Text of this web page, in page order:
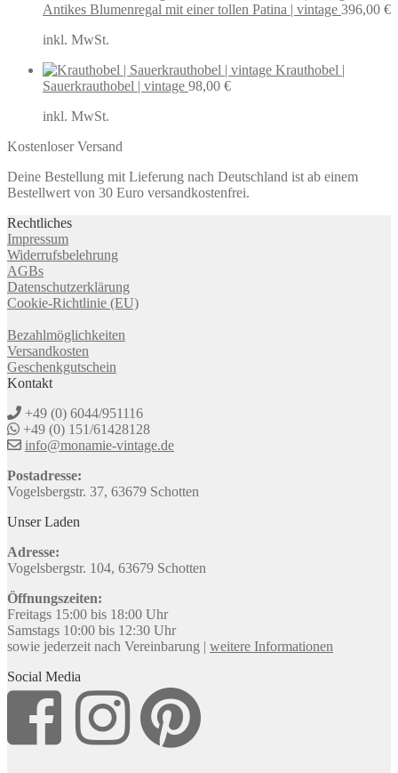
Antikes Blumenregal mit einer tollen Patina | vintage 396,00 €
inkl. MwSt.
Krauthobel |
Sauerkrauthobel | vintage 98,00 €
inkl. MwSt.
Kostenloser Versand
Deine Bestellung mit Lieferung nach Deutschland ist ab einem
Bestellwert von 30 Euro versandkostenfrei.
Rechtliches
Impressum
Widerrufsbelehrung
AGBs
Datenschutzerklärung
Cookie-Richtlinie (EU)
Bezahlmöglichkeiten
Versandkosten
Geschenkgutschein
Kontakt
+49 (0) 6044/951116
+49 (0) 151/61428128
info@monamie-vintage.de
Postadresse:
Vogelsbergstr. 37, 63679 Schotten
Unser Laden
Adresse:
Vogelsbergstr. 104, 63679 Schotten
Öffnungszeiten:
Freitags 15:00 bis 18:00 Uhr
Samstags 10:00 bis 12:30 Uhr
sowie jederzeit nach Vereinbarung | weitere Informationen
Social Media